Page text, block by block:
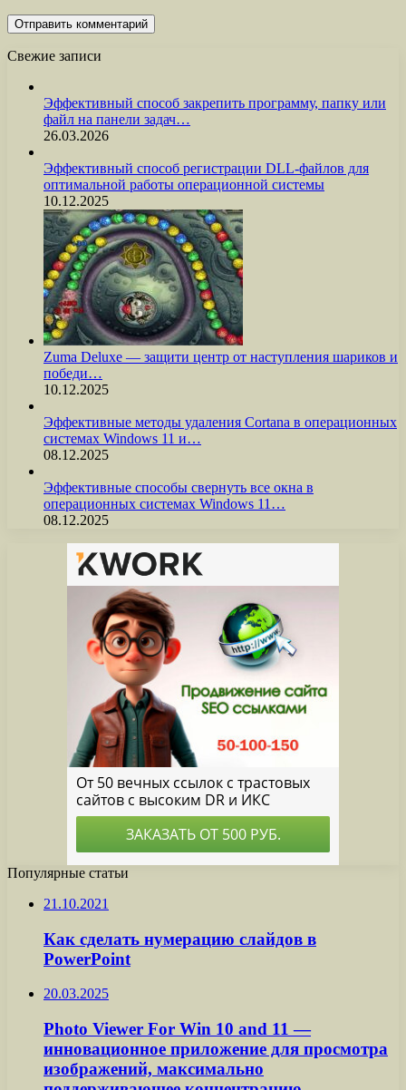
Свежие записи
Эффективный способ закрепить программу, папку или
файл на панели задач…
26.03.2026
Эффективный способ регистрации DLL-файлов для
оптимальной работы операционной системы
10.12.2025
Zuma Deluxe — защити центр от наступления шариков и
победи…
10.12.2025
Эффективные методы удаления Cortana в операционных
системах Windows 11 и…
08.12.2025
Эффективные способы свернуть все окна в
операционных системах Windows 11…
08.12.2025
Популярные статьи
21.10.2021
Как сделать нумерацию слайдов в
PowerPoint
20.03.2025
Photo Viewer For Win 10 and 11 —
инновационное приложение для просмотра
изображений, максимально